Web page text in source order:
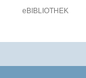
eBIBLIOTHEK